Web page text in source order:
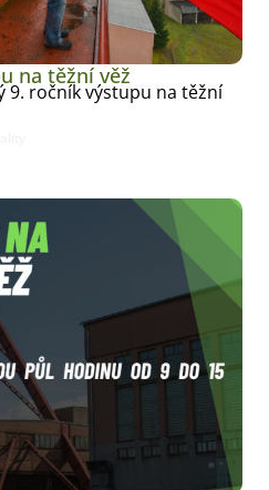
na těžní věž
9. ročník výstupu na těžní